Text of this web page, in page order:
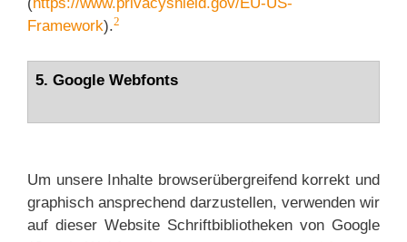
Framework).2
5. Google Webfonts
Um unsere Inhalte browserübergreifend korrekt und
graphisch ansprechend darzustellen, verwenden wir
auf dieser Website Schriftbibliotheken von Google